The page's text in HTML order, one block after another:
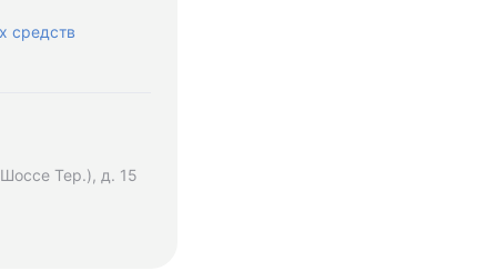
средств
Тер.), д. 15